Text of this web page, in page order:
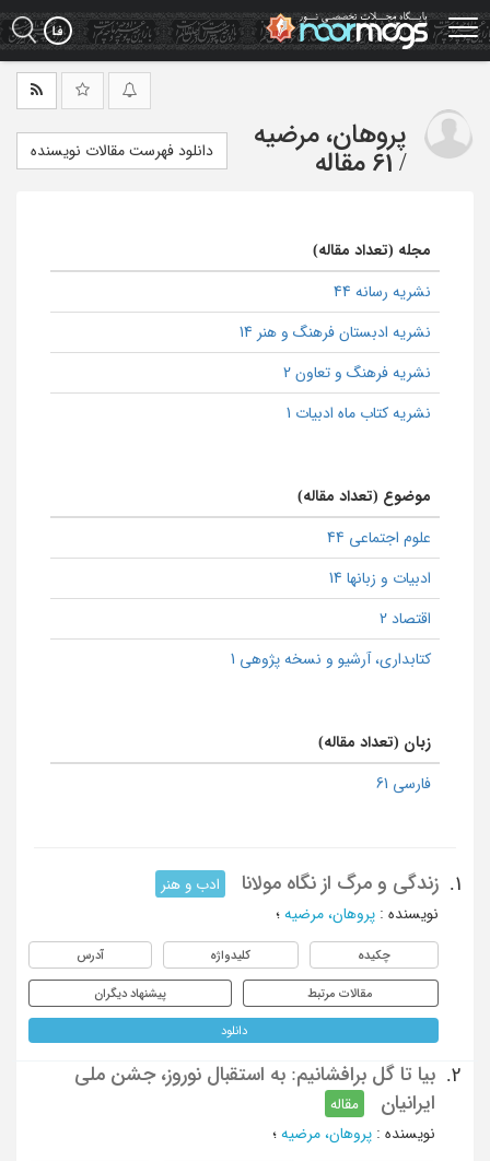
Skip
to
main
پروهان، مرضیه
/ 61 مقاله دانلود فهرست مقالات نویسنده
مجله (تعداد مقاله)
نشریه رسانه 44
نشریه ادبستان فرهنگ و هنر 14
نشریه فرهنگ و تعاون 2
نشریه کتاب ماه ادبیات 1
موضوع (تعداد مقاله)
علوم اجتماعی 44
ادبیات و زبانها 14
اقتصاد 2
كتابداری، آرشیو و نسخه پژوهی 1
زبان (تعداد مقاله)
فارسی 61
1. زندگی و مرگ از نگاه مولانا
ادب و هنر
نویسنده : پروهان، مرضیه ؛
چکیده کلیدواژه آدرس
مقالات مرتبط پیشنهاد دیگران
دانلود
2.
بیا تا گل برافشانیم: به استقبال نوروز، جشن ملی
ایرانیان
مقاله
نویسنده : پروهان، مرضیه ؛